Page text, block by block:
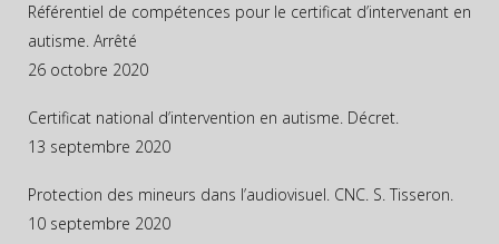
Référentiel de compétences pour le certificat d’intervenant en
autisme. Arrêté
26 octobre 2020
Certificat national d’intervention en autisme. Décret.
13 septembre 2020
Protection des mineurs dans l’audiovisuel. CNC. S. Tisseron.
10 septembre 2020